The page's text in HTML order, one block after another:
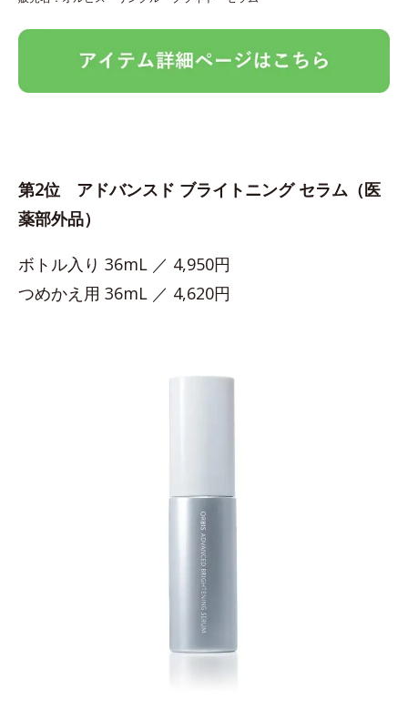
第2位 アドバンスド ブライトニング セラム（医
薬部外品）
ボトル入り 36mL ／ 4,950円
つめかえ用 36mL ／ 4,620円